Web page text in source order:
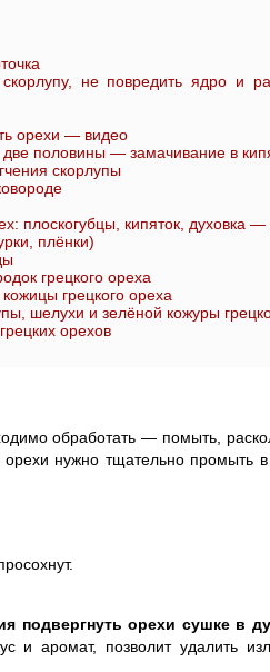
не повредить ядро и
орехи — видео
две половины — замачивание в
скорлупы
плоскогубцы, кипяток, духовка
плёнки)
грецкого ореха
грецкого ореха
шелухи и зелёной кожуры
орехов
обработать — помыть,
нужно тщательно промыть
подвергнуть орехи сушке в
и аромат, позволит удалить